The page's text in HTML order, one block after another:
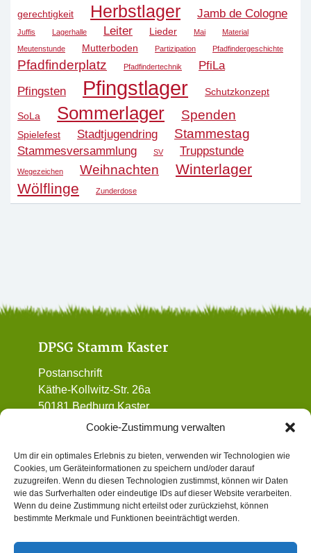
Cookie-Zustimmung verwalten
Um dir ein optimales Erlebnis zu bieten, verwenden wir Technologien wie
Cookies, um Geräteinformationen zu speichern und/oder darauf
zuzugreifen. Wenn du diesen Technologien zustimmst, können wir Daten
wie das Surfverhalten oder eindeutige IDs auf dieser Website verarbeiten.
Wenn du deine Zustimmung nicht erteilst oder zurückziehst, können
bestimmte Merkmale und Funktionen beeinträchtigt werden.
gerechtigkeit Herbstlager Jamb de Cologne
Juffis Lagerhalle Leiter Lieder Mai
Material
Meutenstunde
Mutterboden Partizipation Pfadfindergeschichte
Pfadfinderplatz Pfadfindertechnik
PfiLa
Pfingsten
Pfingstlager Schutzkonzept
SoLa Sommerlager Spenden
Spielefest Stadtjugendring Stammestag
Stammesversammlung SV Truppstunde
Wegezeichen Weihnachten
Winterlager
Wölflinge
Zunderdose
DPSG Stamm Kaster
Postanschrift
Käthe-Kollwitz-Str. 26a
50181 Bedburg Kaster
01 72 / 90 32 962
Informatives
Datenschutz
Impressum
Gewaltschutzkonzept (Institutionelles